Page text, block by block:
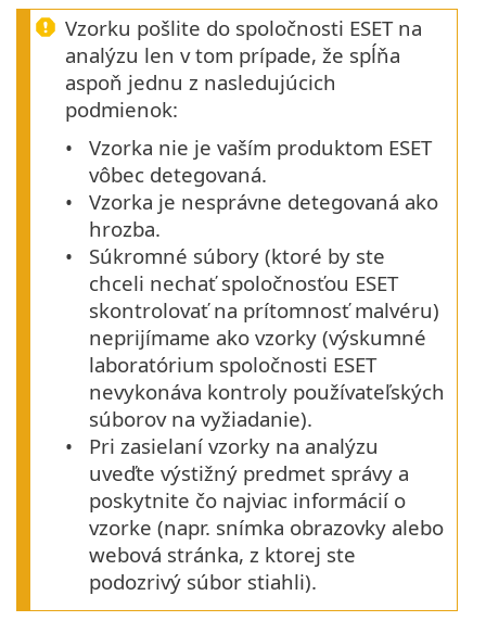
Vzorku pošlite do spoločnosti ESET na
analýzu len v tom prípade, že spĺňa
aspoň jednu z nasledujúcich
podmienok:
Vzorka nie je vaším produktom ESET
vôbec detegovaná.
Vzorka je nesprávne detegovaná ako
hrozba.
Súkromné súbory (ktoré by ste
chceli nechať spoločnosťou ESET
skontrolovať na prítomnosť malvéru)
neprijímame ako vzorky (výskumné
laboratórium spoločnosti ESET
nevykonáva kontroly používateľských
súborov na vyžiadanie).
Pri zasielaní vzorky na analýzu
uveďte výstižný predmet správy a
poskytnite čo najviac informácií o
vzorke (napr. snímka obrazovky alebo
webová stránka, z ktorej ste
podozrivý súbor stiahli).